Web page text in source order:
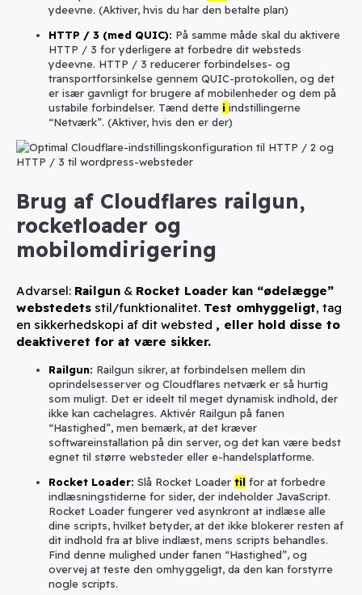
ydeevne. (Aktiver, hvis du har den betalte plan)
HTTP / 3 (med QUIC): På samme måde skal du aktivere
HTTP / 3 for yderligere at forbedre dit websteds
ydeevne. HTTP / 3 reducerer forbindelses- og
transportforsinkelse gennem QUIC-protokollen, og det
er især gavnligt for brugere af mobilenheder og dem på
ustabile forbindelser. Tænd dette i indstillingerne
“Netværk”. (Aktiver, hvis den er der)
Brug af Cloudflares railgun,
rocketloader og
mobilomdirigering
Advarsel: Railgun & Rocket Loader kan “ødelægge”
webstedets stil/funktionalitet. Test omhyggeligt, tag
en sikkerhedskopi af dit websted , eller hold disse to
deaktiveret for at være sikker.
Railgun: Railgun sikrer, at forbindelsen mellem din
oprindelsesserver og Cloudflares netværk er så hurtig
som muligt. Det er ideelt til meget dynamisk indhold, der
ikke kan cachelagres. Aktivér Railgun på fanen
“Hastighed”, men bemærk, at det kræver
softwareinstallation på din server, og det kan være bedst
egnet til større websteder eller e-handelsplatforme.
Rocket Loader: Slå Rocket Loader til for at forbedre
indlæsningstiderne for sider, der indeholder JavaScript.
Rocket Loader fungerer ved asynkront at indlæse alle
dine scripts, hvilket betyder, at det ikke blokerer resten af
dit indhold fra at blive indlæst, mens scripts behandles.
Find denne mulighed under fanen “Hastighed”, og
overvej at teste den omhyggeligt, da den kan forstyrre
nogle scripts.